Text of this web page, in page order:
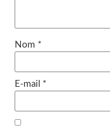
Nom *
E-mail *